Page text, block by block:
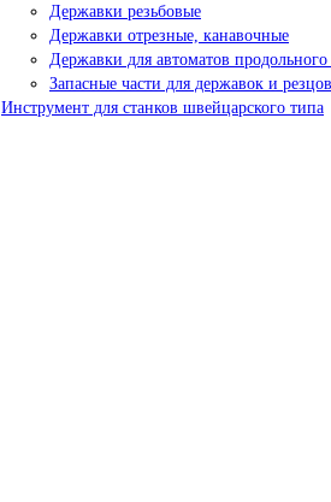
Державки резьбовые
Державки отрезные, канавочные
Державки для автоматов продольного
Запасные части для державок и резцов
Инструмент для станков швейцарского типа